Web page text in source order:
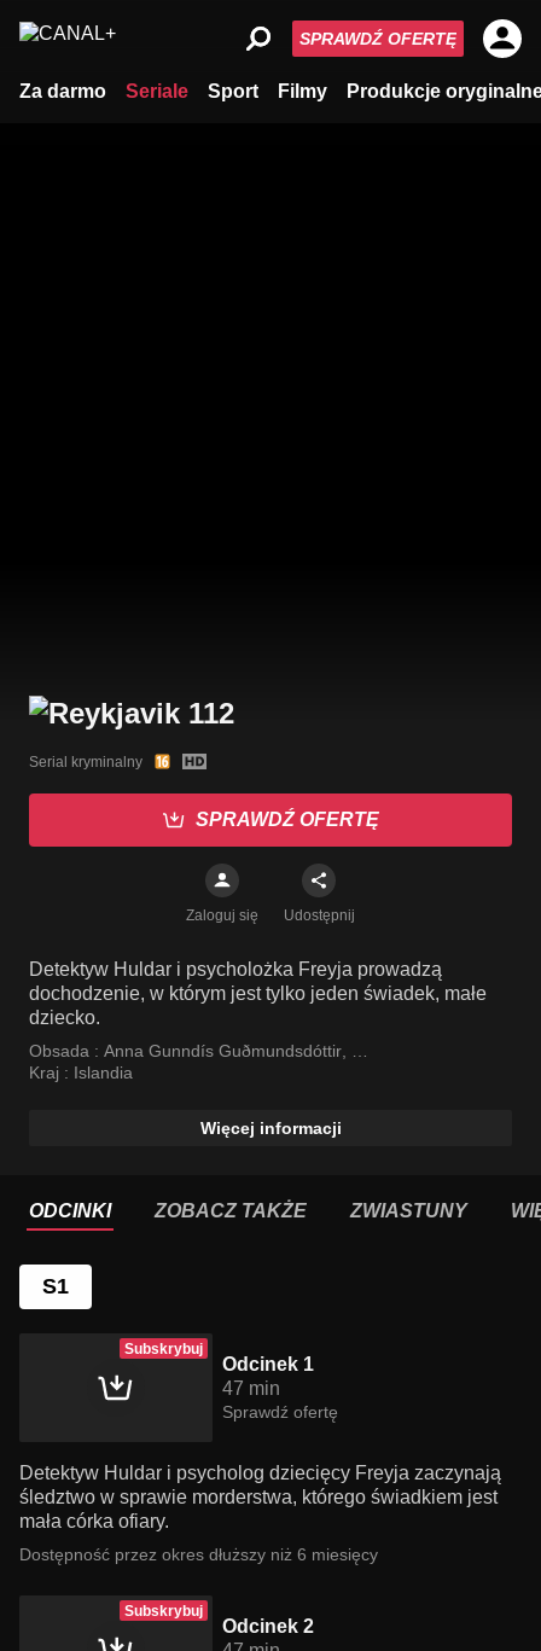
Za darmo Seriale Sport Filmy Produkcje
SPRAWDŹ OFERTĘ
Serial kryminalny
SPRAWDŹ OFERTĘ
Zaloguj się Udostępnij
Detektyw Huldar i psycholożka Freyja prowadzą
dochodzenie, w którym jest tylko jeden świadek, małe
dziecko.
Obsada : Anna Gunndís Guðmundsdóttir,
Kolbeinn Arnbjörnsson
Kraj : Islandia
Więcej informacji
ODCINKI ZOBACZ TAKŻE ZWIASTUNY
S1
Subskrybuj
Odcinek 1
47 min
Sprawdź ofertę
Detektyw Huldar i psycholog dziecięcy Freyja zaczynają
śledztwo w sprawie morderstwa, którego świadkiem jest
mała córka ofiary.
Dostępność przez okres dłuższy niż 6 miesięcy
Subskrybuj
Odcinek 2